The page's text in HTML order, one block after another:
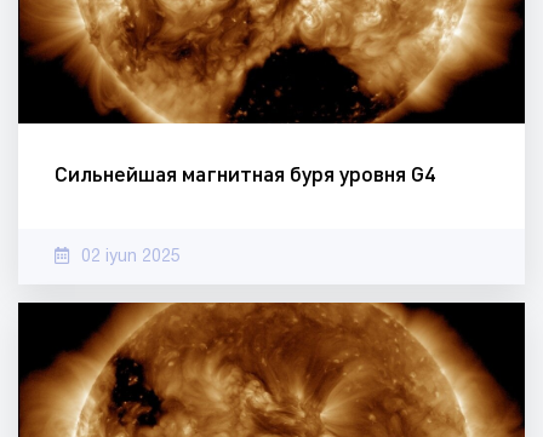
Сильнейшая магнитная буря уровня G4
02 iyun 2025